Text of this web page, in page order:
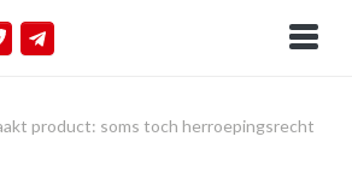
product: soms toch herroepingsrecht